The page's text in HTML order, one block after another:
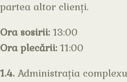
partea altor clienți.
Ora sosirii: 13:00
Ora plecării: 11:00
1.4. Administrația